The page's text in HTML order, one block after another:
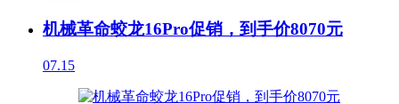
机械革命蛟龙16Pro促销，到手价8070元
07.15